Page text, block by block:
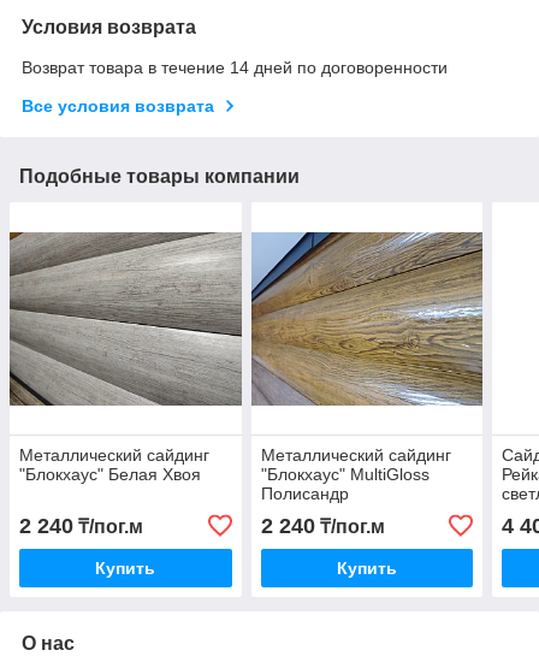
Условия возврата
Возврат товара в течение 14 дней по договоренности
Все условия возврата
Подобные товары компании
Металлический сайдинг
"Блокхаус" Белая Хвоя
2 240 ₸/пог.м
Купить
Металлический сайдинг
"Блокхаус" MultiGloss
Полисандр
2 240₸/пог.м
Купить
4
О нас